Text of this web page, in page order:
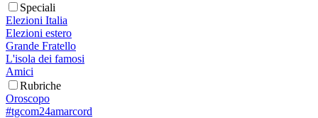
Speciali
Elezioni Italia
Elezioni estero
Grande Fratello
L'isola dei famosi
Amici
Rubriche
Oroscopo
#tgcom24amarcord